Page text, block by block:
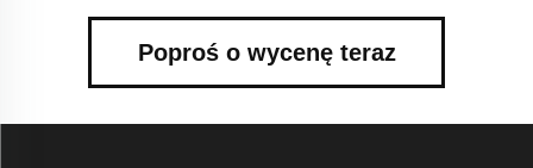
Poproś o wycenę teraz